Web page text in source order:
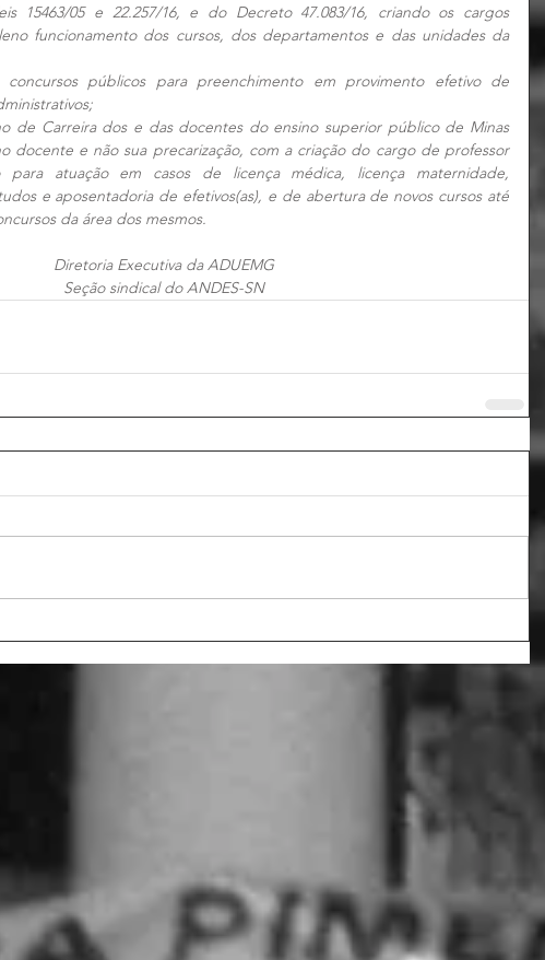
15463/05 e 22.257/16, e do Decreto 47.083/16, criando os cargos
funcionamento dos cursos, dos departamentos e das unidades da
concursos públicos para preenchimento em provimento efetivo de
de Carreira dos e das docentes do ensino superior público de Minas
docente e não sua precarização, com a criação do cargo de professor
para atuação em casos de licença médica, licença maternidade,
e aposentadoria de efetivos(as), e de abertura de novos cursos até
da área dos mesmos.
Diretoria Executiva da ADUEMG
Seção sindical do ANDES-SN